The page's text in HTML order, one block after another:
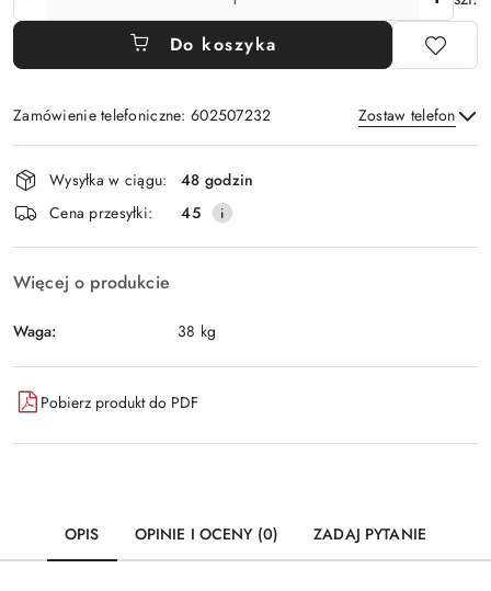
Do koszyka
Zamówienie telefoniczne: 602507232 Zostaw telefon
Wyślij
Dostępność
i
dostawa
Wysyłka w ciągu:
48 godzin
Cena przesyłki:
45
Więcej o produkcie
Waga: 38 kg
Pobierz produkt do PDF
OPIS OPINIE I OCENY (0) ZADAJ PYTANIE